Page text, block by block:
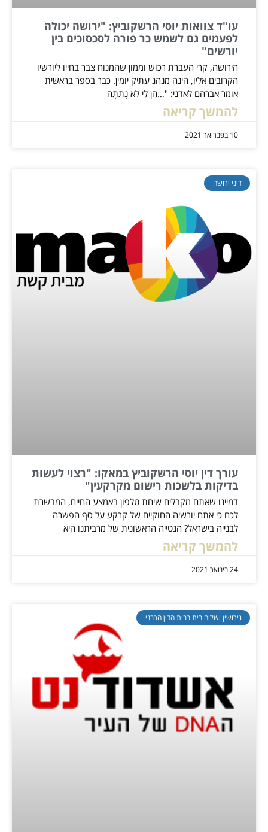
עו"ד צוואות יוסי הרשקוביץ: "ירושה יכולה
לפעמים גם לשמש כר פורה לסכסוכים בין
יורשים"
הירושה, קרי העברת רכוש וממון שהמנוח צבר בחייו ליורשיו
הקרובים אליו, הינה מנהג עתיק יומין. כבר בספר בראשית
אומר אברהם לאדני: "…הֵן לִי לֹא נָתַתָה
להמשך קריאה
10 בפברואר 2021
דיני ירושה
עורך דין יוסי הרשקוביץ במאקו: "רצוי לעשות
בדיקות בלשכות רישום מקרקעין"
דמיינו שאתם מקבלים שיחת טלפון באמצע החיים, המבשרת
לכם כי אתם יורשיה החוקיים של קרקע על סף הפשרה
לבנייה בישראל? הנטייה הראשונית של מרביתנו היא
להמשך קריאה
24 בינואר 2021
גירושין ושלום בית בבית הדין הרבני